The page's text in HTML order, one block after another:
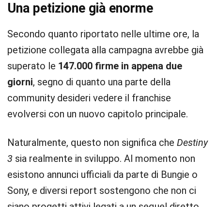
Una petizione già enorme
Secondo quanto riportato nelle ultime ore, la
petizione collegata alla campagna avrebbe già
superato le 147.000 firme in appena due
giorni, segno di quanto una parte della
community desideri vedere il franchise
evolversi con un nuovo capitolo principale.
Naturalmente, questo non significa che Destiny
3 sia realmente in sviluppo. Al momento non
esistono annunci ufficiali da parte di Bungie o
Sony, e diversi report sostengono che non ci